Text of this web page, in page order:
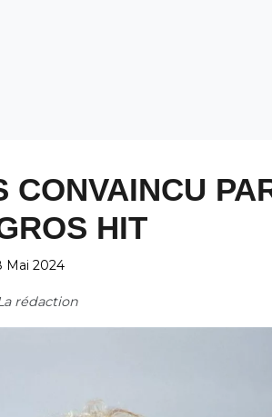
HIT
Mai 2024
rédaction